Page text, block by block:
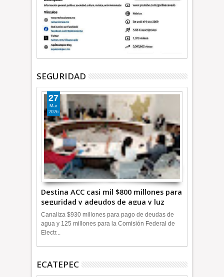
SEGURIDAD
Destina ACC casi mil $800 millones para
seguridad y adeudos de agua y luz
+Video
27
Mar
2026
Canaliza $930 millones para pago de deudas de
agua y 125 millones para la Comisión Federal de
Electr...
ECATEPEC